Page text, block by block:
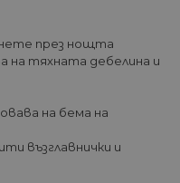
през нощта
тяхната дебелина и
на бема на
възглавнички и